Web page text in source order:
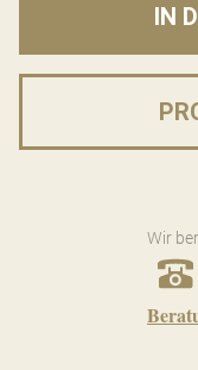
IN
Wir